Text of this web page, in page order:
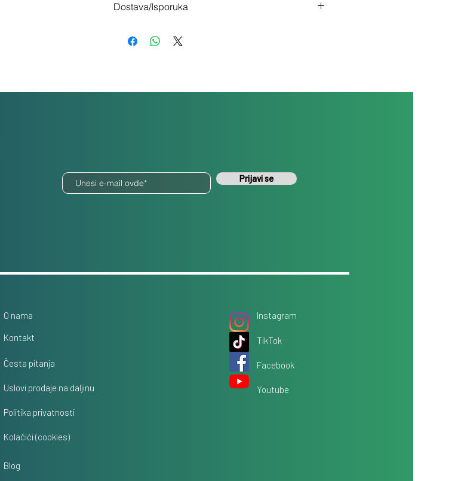
Dostava/Isporuka
Prijavi se
O nama
Kontakt
Česta pitanja
Uslovi prodaje na daljinu
Politika privatnosti
Kolačići (cookies)
Instagram
TikTok
Facebook
Youtube
Blog